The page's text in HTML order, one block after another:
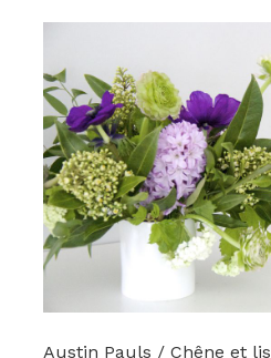
Austin Pauls / Chêne et lis